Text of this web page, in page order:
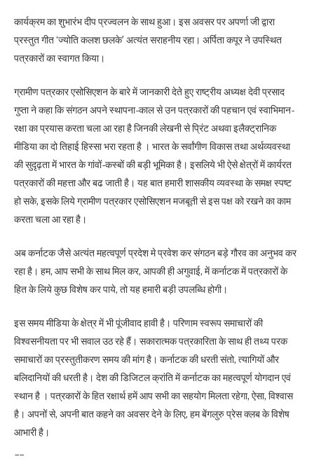
कार्यक्रम का शुभारंभ दीप प्रज्वलन के साथ हुआ। इस अवसर पर अपर्णा जी द्वारा
प्रस्तुत गीत ‘ज्योति कलश छलके’ अत्यंत सराहनीय रहा। अर्पिता कपूर ने उपस्थित
पत्रकारों का स्वागत किया।
ग्रामीण पत्रकार एसोसिएशन के बारे में जानकारी देते हुए राष्ट्रीय अध्यक्ष देवी प्रसाद
गुप्ता ने कहा कि संगठन अपने स्थापना-काल से उन पत्रकारों की पहचान एवं स्वाभिमान-
रक्षा का प्रयास करता चला आ रहा है जिनकी लेखनी से प्रिंट अथवा इलैक्ट्रानिक
मीडिया का दो तिहाई हिस्सा भरा रहता है । भारत के सर्वांगीण विकास तथा अर्थव्यवस्था
की सुदृढ़ता में भारत के गांवों-कस्बों की बड़ी भूमिका है। इसलिये भी ऐसे क्षेत्रों में कार्यरत
पत्रकारों की महत्ता और बढ जाती है। यह बात हमारी शासकीय व्यवस्था के समक्ष स्पष्ट
हो सके, इसके लिये ग्रामीण पत्रकार एसोसिएशन मजबूती से इस पक्ष को रखने का काम
करता चला आ रहा है।
अब कर्नाटक जैसे अत्यंत महत्वपूर्ण प्रदेश मे प्रवेश कर संगठन बड़े गौरव का अनुभव कर
रहा है। हम, आप सभी के साथ मिल कर, आपकी ही अगुवाई, में कर्नाटक में पत्रकारों के
हित के लिये कुछ विशेष कर पाये, तो यह हमारी बड़ी उपलब्धि होगी।
इस समय मीडिया के क्षेत्र में भी पूंजीवाद हावी है। परिणाम स्वरूप समाचारों की
विश्वसनीयता पर भी सवाल उठ रहे हैं। सकारात्मक पत्रकारिता के साथ ही तथ्य परक
समाचारों का प्रस्तुतीकरण समय की मांग है। कर्नाटक की धरती संतो, त्यागियों और
बलिदानियों की धरती है। देश की डिजिटल क्रांति में कर्नाटक का महत्वपूर्ण योगदान एवं
स्थान है । पत्रकारों के हित रक्षार्थ हमें आप सभी का सहयोग मिलता रहेगा, ऐसा, विश्वास
है। अपनों से, अपनी बात कहने का अवसर देने के लिए, हम बेंगलुरु प्रेस क्लब के विशेष
आभारी है।